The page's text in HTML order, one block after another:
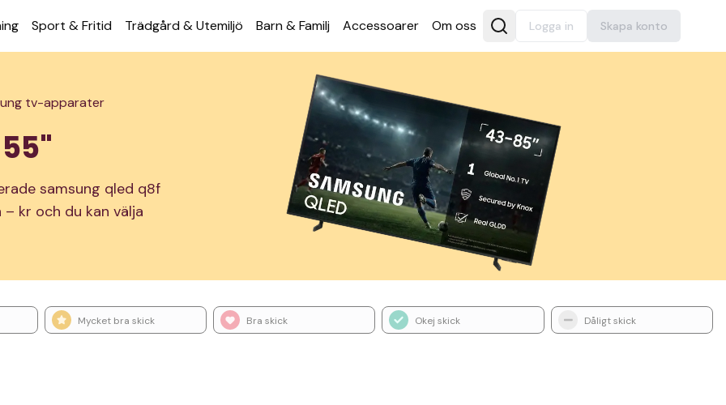
Sport & Fritid Trädgård & Utemiljö Barn & Familj Acces­soarer Om oss Logga in Skapa konto
tv-apparater
samsung qled q8f
kr och du kan välja
Mycket bra skick Bra skick Okej skick Dåligt skick